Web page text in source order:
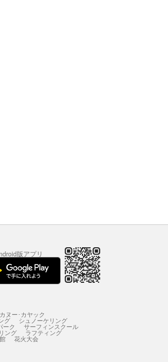
版アプリ
カヌー･カヤック
グ シュノーケリング
ーク サーフィンスクール
ング ラフティング
花火大会